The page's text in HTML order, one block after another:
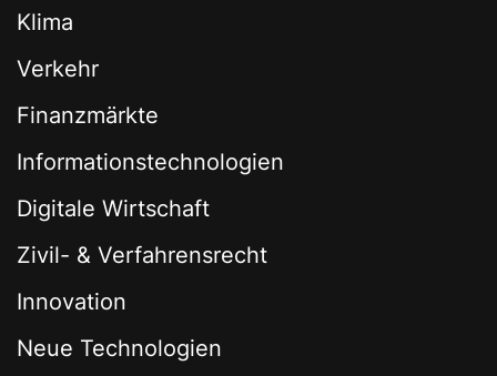
Klima
Verkehr
Finanzmärkte
Informationstechnologien
Digitale Wirtschaft
Zivil- & Verfahrensrecht
Innovation
Neue Technologien